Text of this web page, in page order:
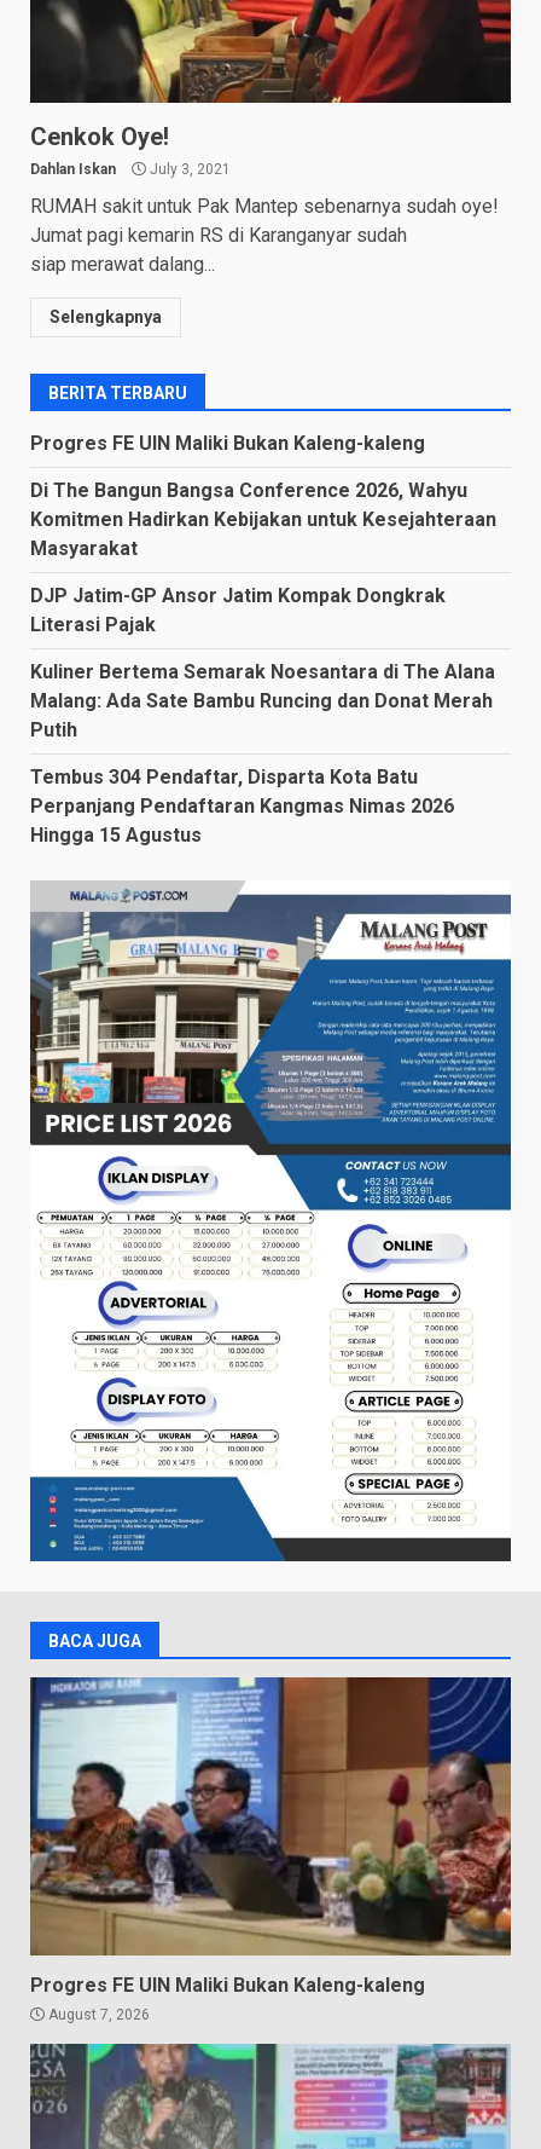
Cenkok Oye!
Dahlan Iskan July 3, 2021
RUMAH sakit untuk Pak Mantep sebenarnya sudah oye!
Jumat pagi kemarin RS di Karanganyar sudah
siap merawat dalang...
Selengkapnya
BERITA TERBARU
Progres FE UIN Maliki Bukan Kaleng-kaleng
Di The Bangun Bangsa Conference 2026, Wahyu
Komitmen Hadirkan Kebijakan untuk Kesejahteraan
Masyarakat
DJP Jatim-GP Ansor Jatim Kompak Dongkrak
Literasi Pajak
Kuliner Bertema Semarak Noesantara di The Alana
Malang: Ada Sate Bambu Runcing dan Donat Merah
Putih
Tembus 304 Pendaftar, Disparta Kota Batu
Perpanjang Pendaftaran Kangmas Nimas 2026
Hingga 15 Agustus
BACA JUGA
Progres FE UIN Maliki Bukan Kaleng-kaleng
August 7, 2026